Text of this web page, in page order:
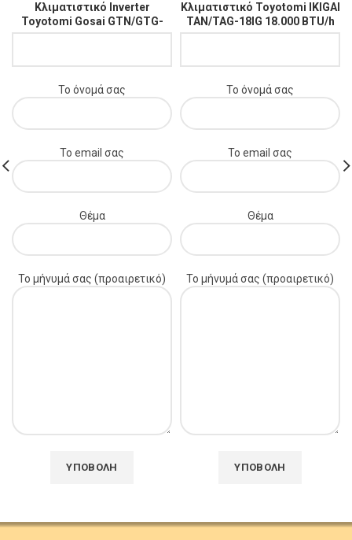
Κλιματιστικό Ιnverter
Toyotomi Gosai GTN/GTG-
24CMW 24.000 BTU/h
Το όνομά σας
Το email σας
Θέμα
Το μήνυμά σας (προαιρετικό)
Κλιματιστικό Toyotomi IKIGAI
TAN/TAG-18IG 18.000 BTU/h
Το όνομά σας
Το email σας
Θέμα
Το μήνυμά σας (προαιρετικό)